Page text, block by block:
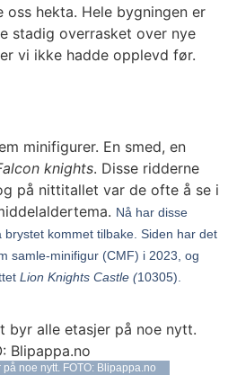
oss hekta. Hele bygningen er
stadig overrasket over nye
vi ikke hadde opplevd før.
minifigurer. En smed, en
knights. Disse ridderne
på nittitallet var de ofte å se i
Nå har disse
kommet tilbake. Siden har det
samle-minifigur (CMF) i 2023, og
Lion Knights Castle (10305).
noe nytt. FOTO: Blipappa.no